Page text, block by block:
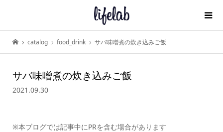
catalog food_drink サバ味噌煮の炊き込みご飯
サバ味噌煮の炊き込みご飯
2021.09.30
※本ブログでは記事中にPRを含む場合があります